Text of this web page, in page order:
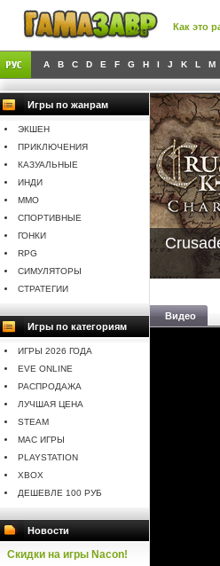
Как это
A B C D E F G H I J K L M
Игры по жанрам
ЭКШЕН
ПРИКЛЮЧЕНИЯ
КАЗУАЛЬНЫЕ
ИНДИ
MMO
СПОРТИВНЫЕ
ГОНКИ
RPG
СИМУЛЯТОРЫ
СТРАТЕГИИ
Игры по категориям
ИГРЫ 2026 ГОДА
EVE ONLINE
РАСПРОДАЖА
ЛУЧШАЯ ЦЕНА
STEAM
MAC ИГРЫ
PLAYSTATION
XBOX
ДЕШЕВЛЕ 100 РУБ
Новости
Скидки на игры Nacon!
Видео